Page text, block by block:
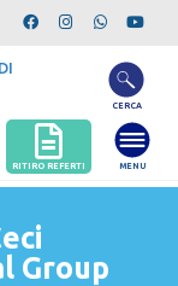
CERCA
RITIRO REFERTI MENU
Group